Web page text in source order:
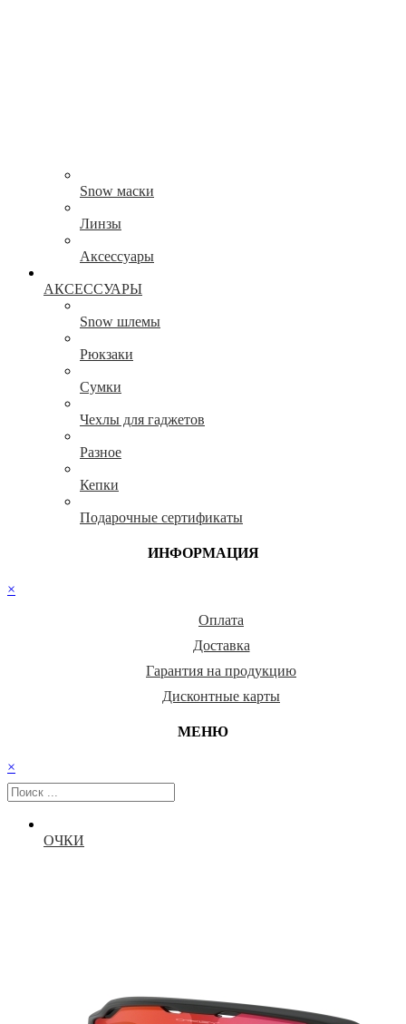
Snow маски
Линзы
Аксессуары
АКСЕССУАРЫ
Snow шлемы
Рюкзаки
Сумки
Чехлы для гаджетов
Разное
Кепки
Подарочные сертификаты
ИНФОРМАЦИЯ
×
Оплата
Доставка
Гарантия на продукцию
Дисконтные карты
МЕНЮ
×
ОЧКИ